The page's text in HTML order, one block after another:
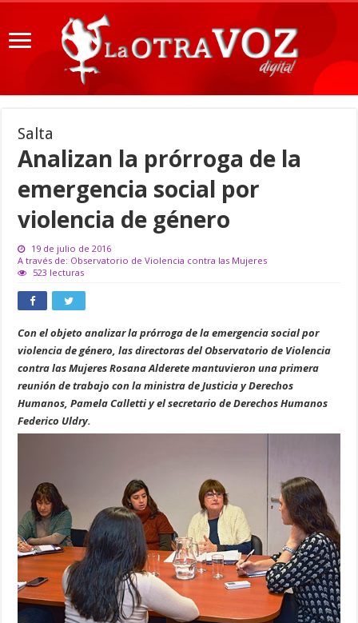
Salta
Analizan la prórroga de la
emergencia social por
violencia de género
19 de julio de 2016
A través de: Observatorio de Violencia contra las Mujeres
523 lecturas
Con el objeto analizar la prórroga de la emergencia social por
violencia de género, las directoras del Observatorio de Violencia
contra las Mujeres Rosana Alderete mantuvieron una primera
reunión de trabajo con la ministra de Justicia y Derechos
Humanos, Pamela Calletti y el secretario de Derechos Humanos
Federico Uldry.